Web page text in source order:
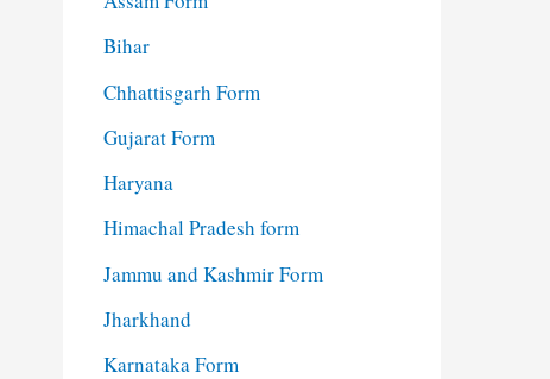
Bihar
Chhattisgarh Form
Gujarat Form
Haryana
Himachal Pradesh form
Jammu and Kashmir Form
Jharkhand
Karnataka Form